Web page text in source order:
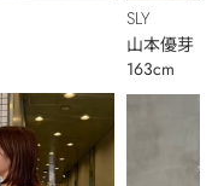
SLY
山本優芽
163cm